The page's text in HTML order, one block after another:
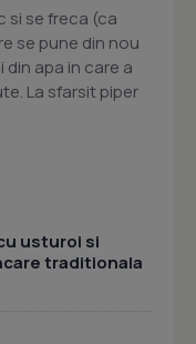
si se freca (ca
se pune din nou
apa in care a
La sfarsit piper
usturoi si
traditionala